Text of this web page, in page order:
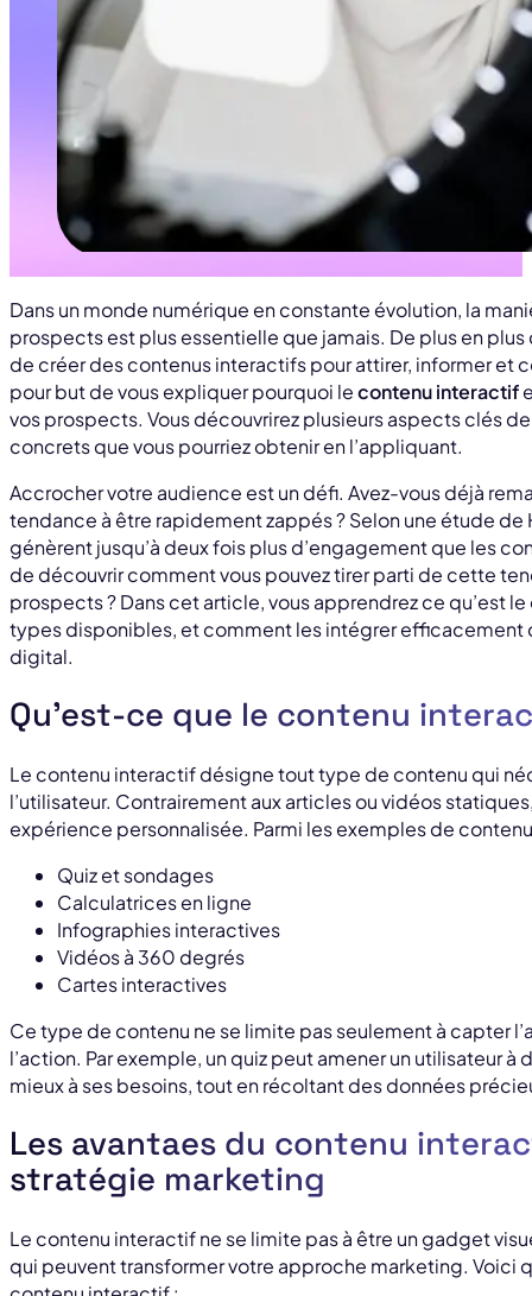
Dans un monde numérique en constante évolution, la
prospects est plus essentielle que jamais. De plus en
de créer des contenus interactifs pour attirer, informer et
pour but de vous expliquer pourquoi lecontenu interactif
vos prospects. Vous découvrirez plusieurs aspects clés
concrets que vous pourriez obtenir en l’appliquant.
Accrocher votre audience est un défi. Avez-vous déjà
tendance à être rapidement zappés ? Selon une étude
génèrent jusqu’à deux fois plus d’engagement que les
de découvrir comment vous pouvez tirer parti de cette
prospects ? Dans cet article, vous apprendrez ce qu’est
types disponibles, et comment les intégrer efficacement
digital.
Qu’est-ce que le contenu
Le contenu interactif désigne tout type de contenu qui
l’utilisateur. Contrairement aux articles ou vidéos
expérience personnalisée. Parmi les exemples de
Quiz et sondages
Calculatrices en ligne
Infographies interactives
Vidéos à 360 degrés
Cartes interactives
Ce type de contenu ne se limite pas seulement à capter
l’action. Par exemple, un quiz peut amener un utilisateur
mieux à ses besoins, tout en récoltant des données
Les avantaes du contenu
stratégie marketing
Le contenu interactif ne se limite pas à être un gadget
qui peuvent transformer votre approche marketing. Voici